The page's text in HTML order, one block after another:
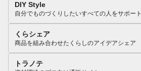
DIY Style
自分でものづくりしたいすべての人をサポート
くらシェア
商品を組み合わせたくらしのアイデアシェア
トラノテ